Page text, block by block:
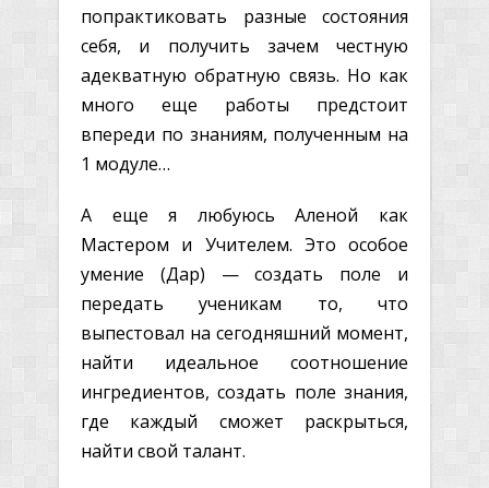
попрактиковать разные состояния
себя, и получить зачем честную
адекватную обратную связь. Но как
много еще работы предстоит
впереди по знаниям, полученным на
1 модуле…
А еще я любуюсь Аленой как
Мастером и Учителем. Это особое
умение (Дар) — создать поле и
передать ученикам то, что
выпестовал на сегодняшний момент,
найти идеальное соотношение
ингредиентов, создать поле знания,
где каждый сможет раскрыться,
найти свой талант.